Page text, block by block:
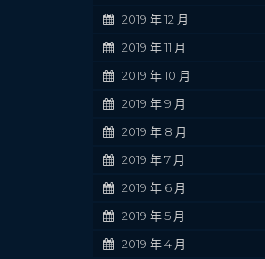
2019 年 12 月
2019 年 11 月
2019 年 10 月
2019 年 9 月
2019 年 8 月
2019 年 7 月
2019 年 6 月
2019 年 5 月
2019 年 4 月